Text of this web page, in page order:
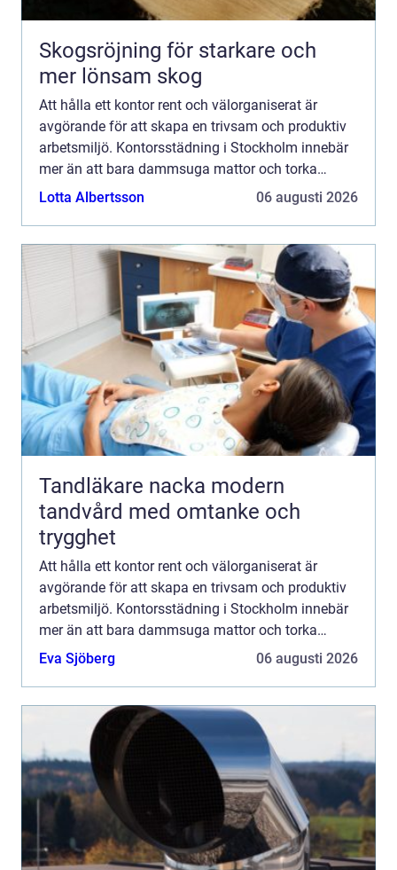
Skogsröjning för starkare och
mer lönsam skog
Att hålla ett kontor rent och välorganiserat är
avgörande för att skapa en trivsam och produktiv
arbetsmiljö. Kontorsstädning i Stockholm innebär
mer än att bara dammsuga mattor och torka
damm. Det handla...
Lotta Albertsson 06 augusti 2026
Tandläkare nacka modern
tandvård med omtanke och
trygghet
Att hålla ett kontor rent och välorganiserat är
avgörande för att skapa en trivsam och produktiv
arbetsmiljö. Kontorsstädning i Stockholm innebär
mer än att bara dammsuga mattor och torka
damm. Det handla...
Eva Sjöberg 06 augusti 2026